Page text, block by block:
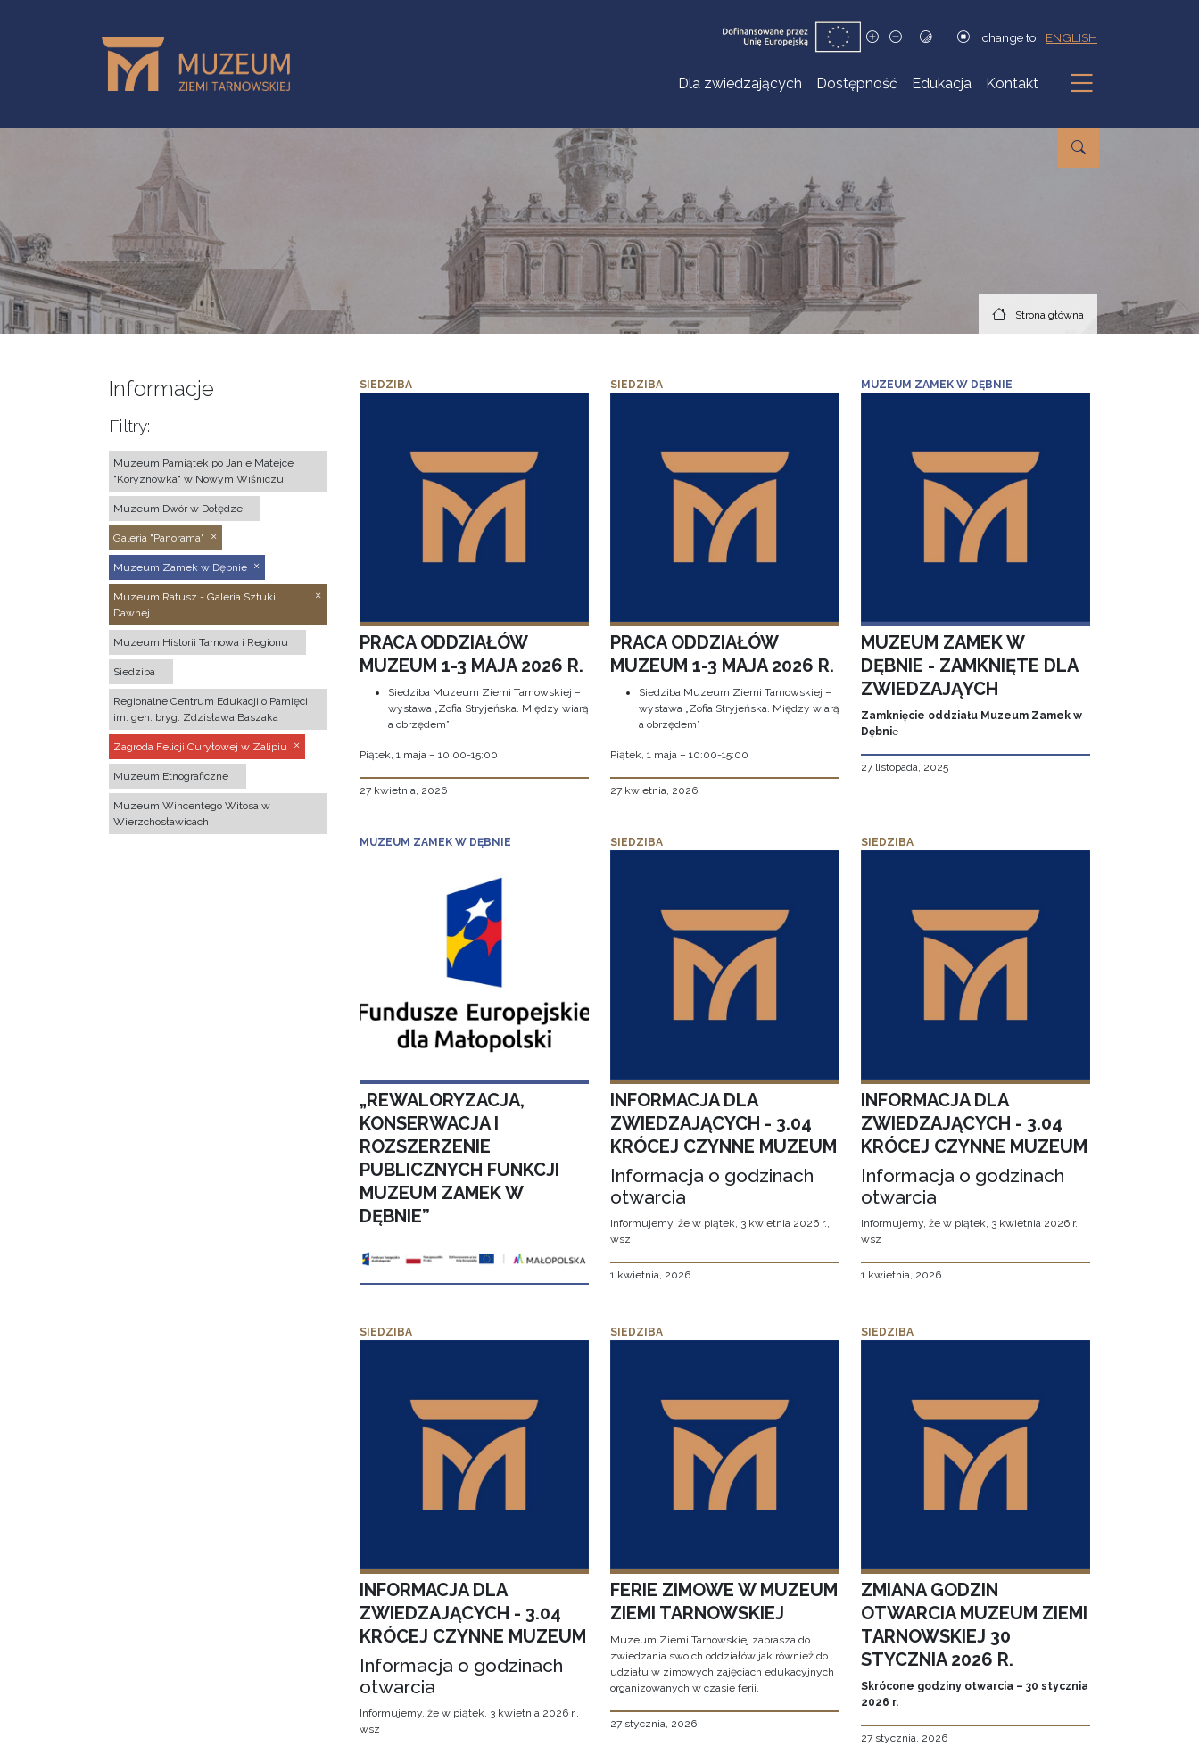
change to ENGLISH
Dla zwiedzających Dostępność Edukacja Kontakt
Podmenu
Strona główna
Informacje
Filtry:
Muzeum Pamiątek po Janie Matejce
"Koryznówka" w Nowym Wiśniczu
Muzeum Dwór w Dołędze
Galeria "Panorama"
Muzeum Zamek w Dębnie
Muzeum Ratusz - Galeria Sztuki
Dawnej
Muzeum Historii Tarnowa i Regionu
Siedziba
Regionalne Centrum Edukacji o Pamięci
im. gen. bryg. Zdzisława Baszaka
Zagroda Felicji Curyłowej w Zalipiu
Muzeum Etnograficzne
Muzeum Wincentego Witosa w
Wierzchosławicach
SIEDZIBA
PRACA ODDZIAŁÓW
MUZEUM 1-3 MAJA 2026 R.
Siedziba Muzeum Ziemi Tarnowskiej –
wystawa „Zofia Stryjeńska. Między wiarą
a obrzędem”
Piątek, 1 maja – 10:00-15:00
27 kwietnia, 2026
SIEDZIBA
PRACA ODDZIAŁÓW
MUZEUM 1-3 MAJA 2026 R.
Siedziba Muzeum Ziemi Tarnowskiej –
wystawa „Zofia Stryjeńska. Między wiarą
a obrzędem”
Piątek, 1 maja – 10:00-15:00
27 kwietnia, 2026
MUZEUM ZAMEK W DĘBNIE
MUZEUM ZAMEK W
DĘBNIE - ZAMKNIĘTE DLA
ZWIEDZAJĄYCH
Zamknięcie oddziału Muzeum Zamek w
Dębnie
27 listopada, 2025
MUZEUM ZAMEK W DĘBNIE
„REWALORYZACJA,
KONSERWACJA I
ROZSZERZENIE
PUBLICZNYCH FUNKCJI
MUZEUM ZAMEK W
DĘBNIE”
SIEDZIBA
INFORMACJA DLA
ZWIEDZAJĄCYCH - 3.04
KRÓCEJ CZYNNE MUZEUM
Informacja o godzinach
otwarcia
Informujemy, że w piątek, 3 kwietnia 2026 r.,
wsz
1 kwietnia, 2026
SIEDZIBA
INFORMACJA DLA
ZWIEDZAJĄCYCH - 3.04
KRÓCEJ CZYNNE MUZEUM
Informacja o godzinach
otwarcia
Informujemy, że w piątek, 3 kwietnia 2026 r.,
wsz
1 kwietnia, 2026
SIEDZIBA
INFORMACJA DLA
ZWIEDZAJĄCYCH - 3.04
KRÓCEJ CZYNNE MUZEUM
Informacja o godzinach
otwarcia
Informujemy, że w piątek, 3 kwietnia 2026 r.,
wsz
SIEDZIBA
FERIE ZIMOWE W MUZEUM
ZIEMI TARNOWSKIEJ
Muzeum Ziemi Tarnowskiej zaprasza do
zwiedzania swoich oddziałów jak również do
udziału w zimowych zajęciach edukacyjnych
organizowanych w czasie ferii.
27 stycznia, 2026
SIEDZIBA
ZMIANA GODZIN
OTWARCIA MUZEUM ZIEMI
TARNOWSKIEJ 30
STYCZNIA 2026 R.
Skrócone godziny otwarcia – 30 stycznia
2026 r.
27 stycznia, 2026